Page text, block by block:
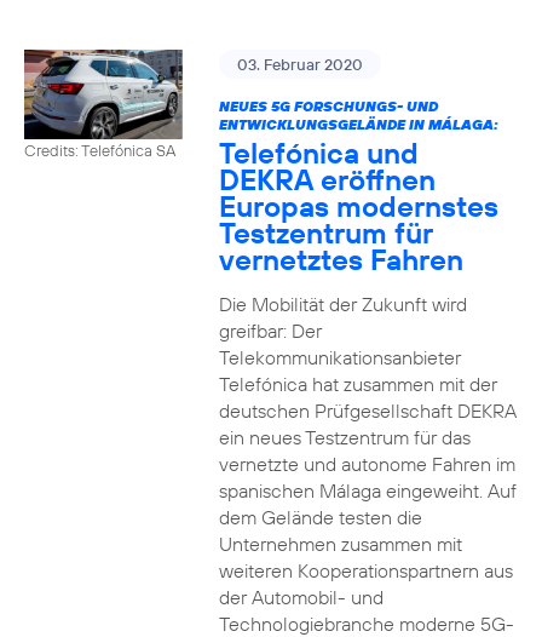
Credits: Telefónica SA
03. Februar 2020
NEUES 5G FORSCHUNGS- UND
ENTWICKLUNGSGELÄNDE IN MÁLAGA:
Telefónica und
DEKRA eröffnen
Europas modernstes
Testzentrum für
vernetztes Fahren
Die Mobilität der Zukunft wird
greifbar: Der
Telekommunikationsanbieter
Telefónica hat zusammen mit der
deutschen Prüfgesellschaft DEKRA
ein neues Testzentrum für das
vernetzte und autonome Fahren im
spanischen Málaga eingeweiht. Auf
dem Gelände testen die
Unternehmen zusammen mit
weiteren Kooperationspartnern aus
der Automobil- und
Technologiebranche moderne 5G-